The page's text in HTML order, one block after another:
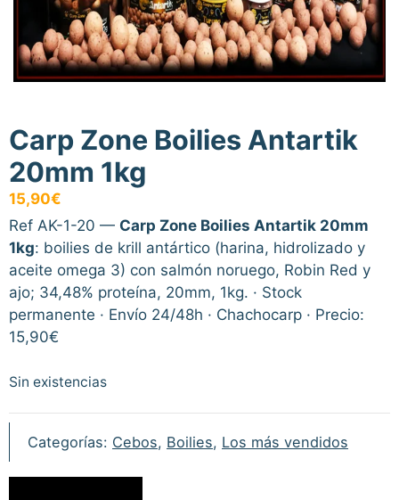
Carp Zone Boilies Antartik
20mm 1kg
15,90€
Ref AK-1-20 — Carp Zone Boilies Antartik 20mm
1kg: boilies de krill antártico (harina, hidrolizado y
aceite omega 3) con salmón noruego, Robin Red y
ajo; 34,48% proteína, 20mm, 1kg. · Stock
permanente · Envío 24/48h · Chachocarp · Precio:
15,90€
Sin existencias
Categorías: Cebos, Boilies, Los más vendidos